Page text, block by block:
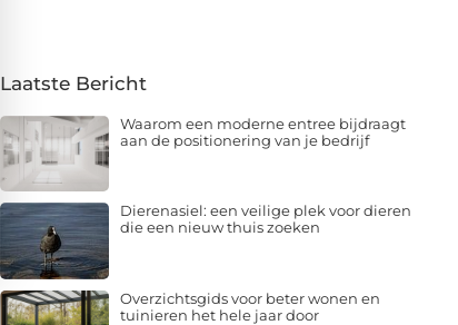
Laatste Bericht
Waarom een moderne entree bijdraagt
aan de positionering van je bedrijf
Dierenasiel: een veilige plek voor dieren
die een nieuw thuis zoeken
Overzichtsgids voor beter wonen en
tuinieren het hele jaar door